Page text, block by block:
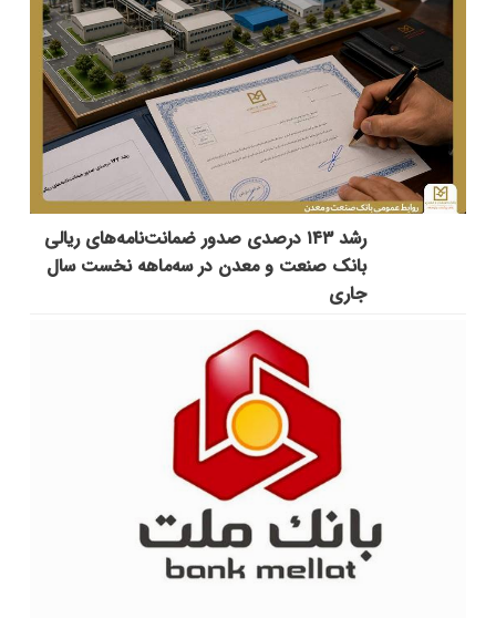
رشد ۱۴۳ درصدی صدور ضمانت‌نامه‌های ریالی
بانک صنعت و معدن در سه‌ماهه نخست سال
جاری